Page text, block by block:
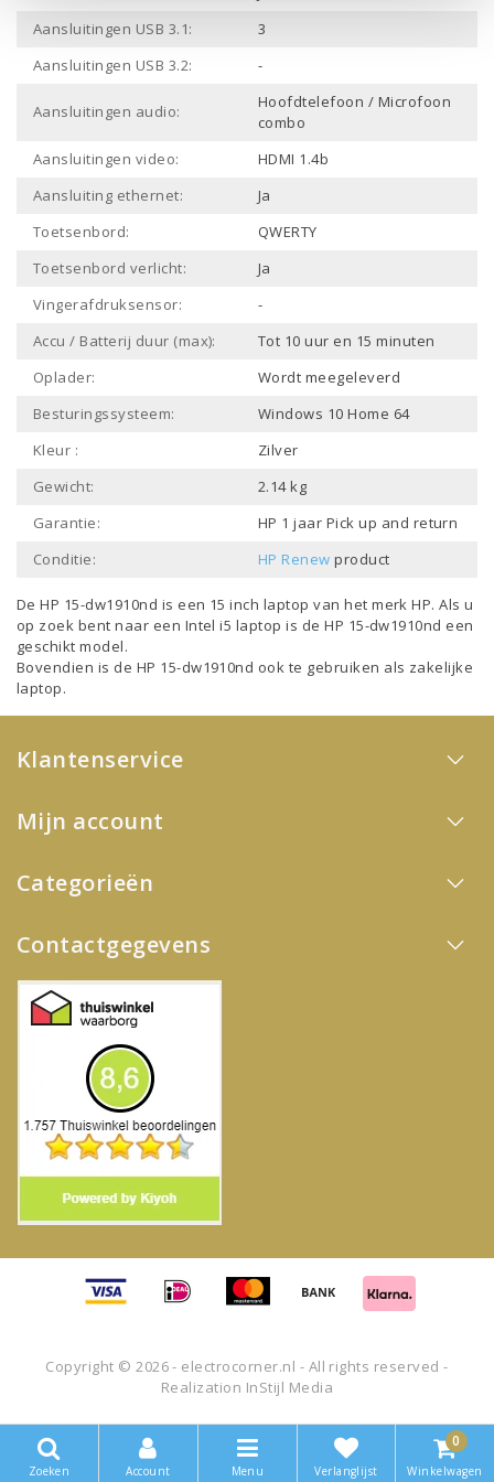
Aansluitingen USB 3.1:
3
Aansluitingen USB 3.2:
-
Aansluitingen audio:
Hoofdtelefoon / Microfoon
combo
Aansluitingen video:
HDMI 1.4b
Aansluiting ethernet:
Ja
Toetsenbord:
QWERTY
Toetsenbord verlicht:
Ja
Vingerafdruksensor:
-
Accu / Batterij duur (max):
Tot 10 uur en 15 minuten
Oplader:
Wordt meegeleverd
Besturingssysteem:
Windows 10 Home 64
Kleur :
Zilver
Gewicht:
2.14 kg
Garantie:
HP 1 jaar Pick up and return
Conditie:
HP Renew product
De HP 15-dw1910nd is een 15 inch laptop van het merkHP. Als u
op zoek bent naar een Intel i5 laptopis de HP 15-dw1910nd een
geschikt model.
Bovendien is de HP 15-dw1910nd ook te gebruiken als zakelijke
laptop.
Klantenservice
Mijn account
Categorieën
Contactgegevens
Copyright © 2026 - electrocorner.nl - All rights reserved -
Realization InStijl Media
Zoeken Account Menu Verlanglijst
0
Winkelwagen